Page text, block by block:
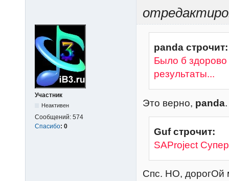
Участник
Неактивен
Сообщений: 574
Спасибо: 0
panda строчит:
Было б
результаты...
Это верно, panda.
Guf строчит:
SAProject
Спс. НО, дорогОй